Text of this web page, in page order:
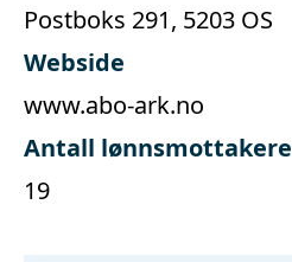
Postboks 291, 5203 OS
Webside
www.abo-ark.no
Antall lønnsmottakere
19